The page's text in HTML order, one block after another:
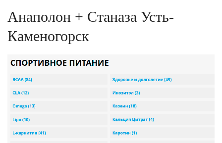
Анаполон + Станаза Усть-
Каменогорск